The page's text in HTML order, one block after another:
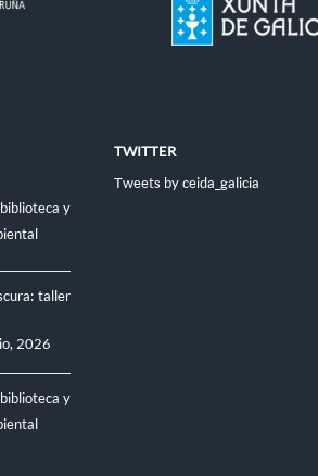
y
taller
2026
y
TWITTER
Tweets by ceida_galicia